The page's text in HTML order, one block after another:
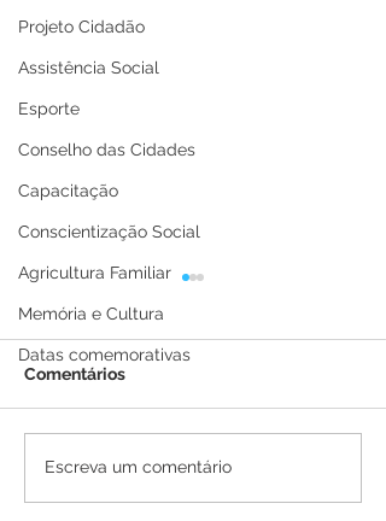
Projeto Cidadão
Assistência Social
Esporte
Conselho das Cidades
Capacitação
Conscientização Social
Agricultura Familiar
Memória e Cultura
Datas comemorativas
Carlinhos do Pelado
Comentários
Escreva um comentário